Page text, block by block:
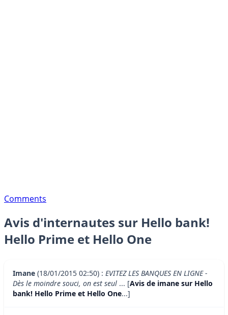
Comments
Avis d'internautes sur Hello bank!
Hello Prime et Hello One
Imane (18/01/2015 02:50) : EVITEZ LES BANQUES EN LIGNE -
Dès le moindre souci, on est seul ... [Avis de imane sur Hello
bank! Hello Prime et Hello One...]